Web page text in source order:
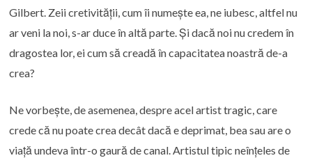
Gilbert. Zeii cretivității, cum îi numește ea, ne iubesc, altfel nu
ar veni la noi, s-ar duce în altă parte. Și dacă noi nu credem în
dragostea lor, ei cum să creadă în capacitatea noastră de-a
crea?
Ne vorbește, de asemenea, despre acel artist tragic, care
crede că nu poate crea decât dacă e deprimat, bea sau are o
viață undeva într-o gaură de canal. Artistul tipic neînțeles de